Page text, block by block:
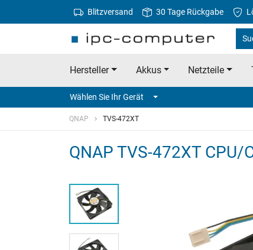
Blitzversand 30 Tage Rückgabe
Hersteller Akkus Netzteile
Wählen Sie Ihr Gerät
QNAP TVS-472XT
QNAP TVS-472XT